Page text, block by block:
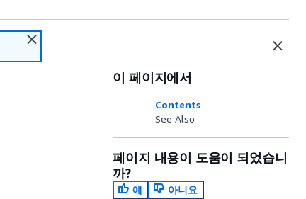
이 페이지에서
Contents
See Also
페이지 내용이 도움이 되었습니
까?
예
아니요